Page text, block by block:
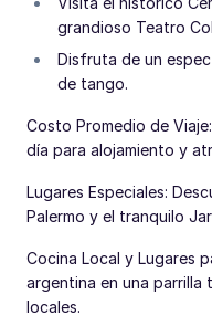
grandioso Teatro
Disfruta de un
de tango.
Costo Promedio de
día para alojamiento y
Lugares Especiales:
Palermo y el tranquilo
Cocina Local y Lugares
argentina en una
locales.